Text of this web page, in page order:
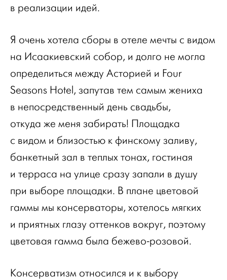
в реализации идей.
Я очень хотела сборы в отеле мечты с видом
на Исаакиевский собор, и долго не могла
определиться между Асторией и Four
Seasons Hotel, запутав тем самым жениха
в непосредственный день свадьбы,
откуда же меня забирать! Площадка
с видом и близостью к финскому заливу,
банкетный зал в теплых тонах, гостиная
и терраса на улице сразу запали в душу
при выборе площадки. В плане цветовой
гаммы мы консерваторы, хотелось мягких
и приятных глазу оттенков вокруг, поэтому
цветовая гамма была бежево-розовой.
Консерватизм относился и к выбору